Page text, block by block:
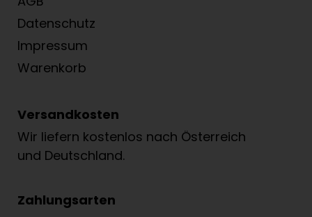
Datenschutz
Impressum
Warenkorb
Versandkosten
Wir liefern kostenlos nach Österreich
und Deutschland.
Zahlungsarten